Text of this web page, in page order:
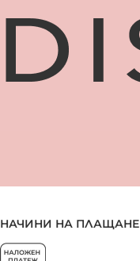
НАЧИНИ НА ПЛАЩАНЕ